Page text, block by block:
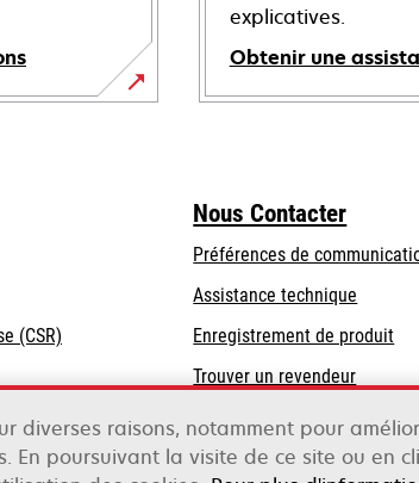
explicatives.
Obtenir une
s’ouvre
onglet
(CSR)
un
nouvel
onglet
Nous Contacter
Préférences de
s’ouvre
dans
un
nouvel
Assistance technique
dans
un
nouvel
Enregistrement de produit
Trouver un revendeur
diverses raisons, notamment pour
En poursuivant la visite de ce site ou en